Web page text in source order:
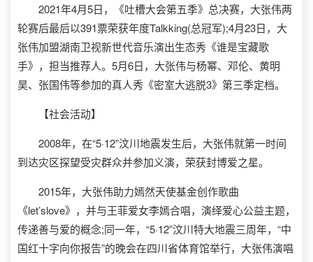
2021年4月5日，《吐槽大会第五季》总决赛，大张伟两
轮赛后最后以391票荣获年度Talkking(总冠军);4月23日，大
张伟加盟湖南卫视新世代音乐演出生态秀《谁是宝藏歌
手》，担当推荐人。5月6日，大张伟与杨幂、邓伦、黄明
昊、张国伟等参加的真人秀《密室大逃脱3》第三季定档。
【社会活动】
2008年，在“5·12”汶川地震发生后，大张伟就第一时间
到达灾区探望受灾群众并参加义演，荣获封博爱之星。
2015年，大张伟助力嫣然天使基金创作歌曲
《let’slove》，并与王菲爱女李嫣合唱，演绎爱心公益主题，
传递善与爱的概念;同一年，“5·12”汶川特大地震三周年，“中
国红十字向你报告”的晚会在四川省体育馆举行，大张伟演唱